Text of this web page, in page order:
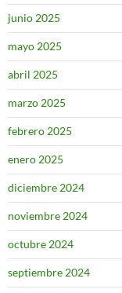
junio 2025
mayo 2025
abril 2025
marzo 2025
febrero 2025
enero 2025
diciembre 2024
noviembre 2024
octubre 2024
septiembre 2024